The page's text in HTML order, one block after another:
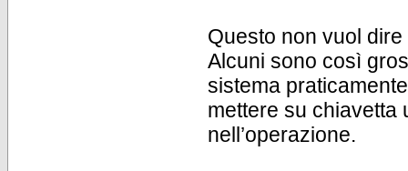
Questo non vuol
Alcuni sono così
sistema
mettere su chiavetta
nell’operazione.